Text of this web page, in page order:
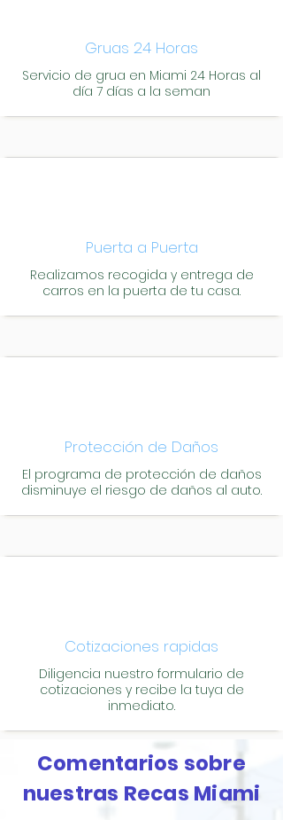
Gruas 24 Horas
Servicio de grua en Miami 24 Horas al
día 7 días a la seman
Puerta a Puerta
Realizamos recogida y entrega de
carros en la puerta de tu casa.
Protección de Daños
El programa de protección de daños
disminuye el riesgo de daños al auto.
Cotizaciones rapidas
Diligencia nuestro formulario de
cotizaciones y recibe la tuya de
inmediato.
Comentarios sobre
nuestras Recas Miami